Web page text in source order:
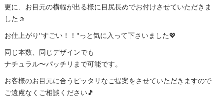
更に、お目元の横幅が出る様に目尻長めでお付けさせていただきま
した☺️
お仕上がり''すごい！！''っと気に入って下さいました💖
同じ本数、同じデザインでも
ナチュラル〜パッチリまで可能です。
お客様のお目元に合うピッタリなご提案をさせていただきますので
ご遠慮なくご相談ください🎵